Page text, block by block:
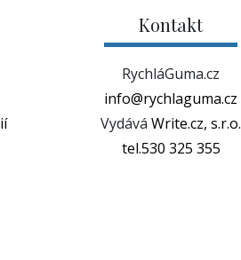
Kontakt
RychláGuma.cz
info@rychlaguma.cz
VydáváWrite.cz, s.r.o.
tel.530 325 355